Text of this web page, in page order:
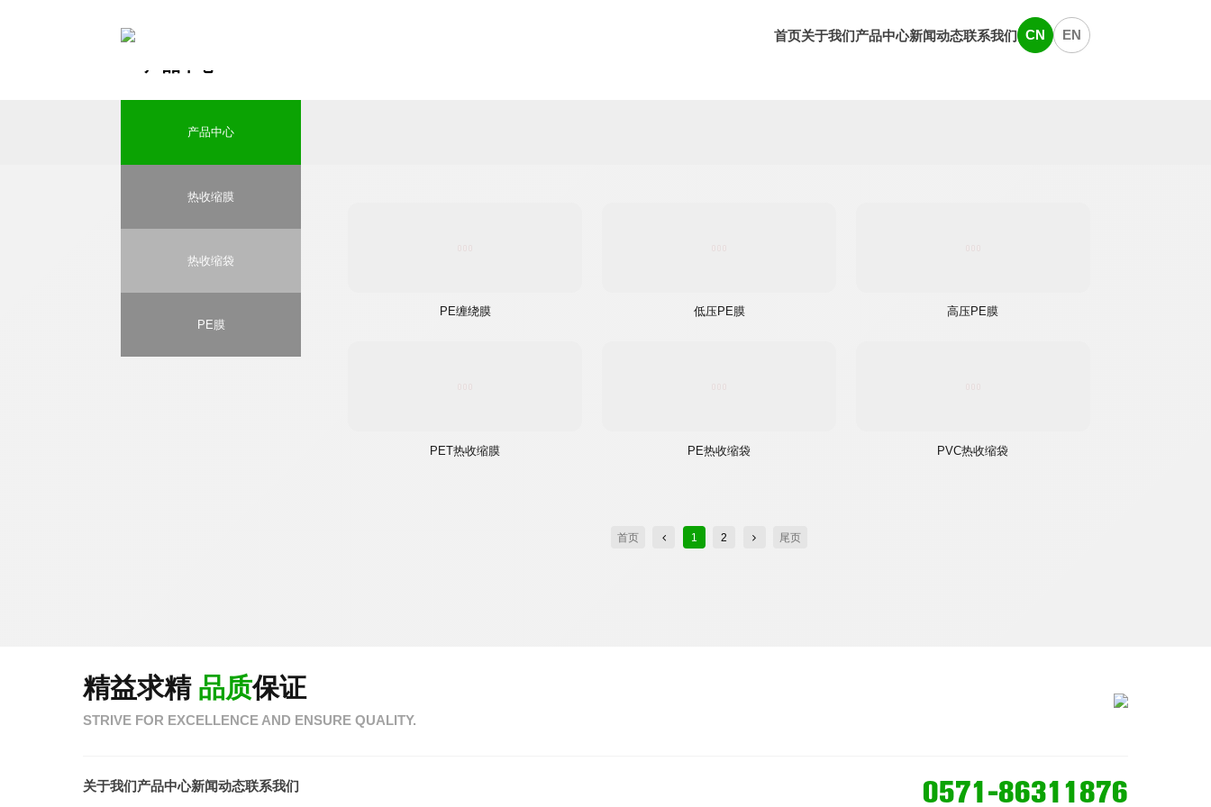
首页关于我们产品中心新闻动态联系我们 CN EN
产品中心
热收缩膜
热收缩袋
PE膜
PE缠绕膜 低压PE膜 高压PE膜
PET热收缩膜 PE热收缩袋 PVC热收缩袋
首页 1 2 尾页
精益求精 品质保证
STRIVE FOR EXCELLENCE AND ENSURE QUALITY.
关于我们产品中心新闻动态联系我们 0571-86311876